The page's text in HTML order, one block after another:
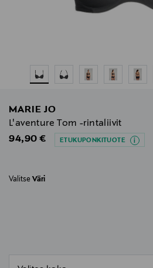
MARIE JO
L'aventure Tom -rintaliivit
Original Price
94,90 € ETUKUPONKITUOTE
Valitse Väri